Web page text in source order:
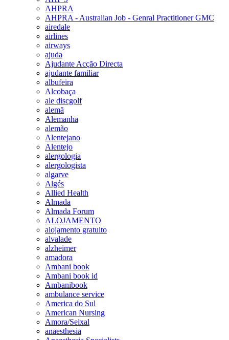
AHPRA
AHPRA - Australian Job - Genral Practitioner GMC
airedale
airlines
airways
ajuda
Ajudante Acção Directa
ajudante familiar
albufeira
Alcobaça
ale discgolf
alemã
Alemanha
alemão
Alentejano
Alentejo
alergologia
alergologista
algarve
Algés
Allied Health
Almada
Almada Forum
ALOJAMENTO
alojamento gratuito
alvalade
alzheimer
amadora
Ambani book
Ambani book id
Ambanibook
ambulance service
America do Sul
American Nursing
Amora/Seixal
anaesthesia